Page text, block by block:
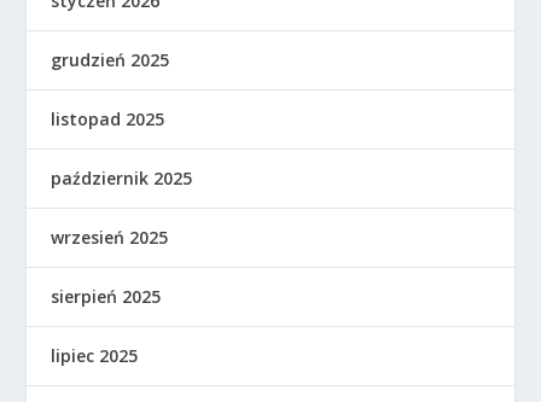
grudzień 2025
listopad 2025
październik 2025
wrzesień 2025
sierpień 2025
lipiec 2025